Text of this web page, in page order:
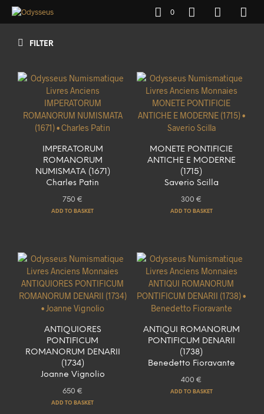
0
FILTER
IMPERATORUM
ROMANORUM
NUMISMATA (1671)
Charles Patin
750€
ADD TO BASKET
MONETE PONTIFICIE
ANTICHE E MODERNE
(1715)
Saverio Scilla
300€
ADD TO BASKET
ANTIQUIORES
PONTIFICUM
ROMANORUM DENARII
(1734)
Joanne Vignolio
650€
ADD TO BASKET
ANTIQUI ROMANORUM
PONTIFICUM DENARII
(1738)
Benedetto Fioravante
400€
ADD TO BASKET